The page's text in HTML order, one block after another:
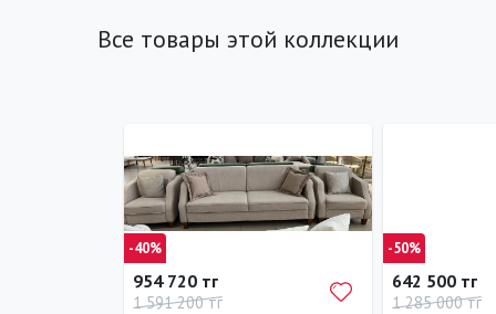
Все товары этой коллекции
-40%
954 720 тг
1 591 200 тг
-50%
642 500 тг
1 285 000 тг